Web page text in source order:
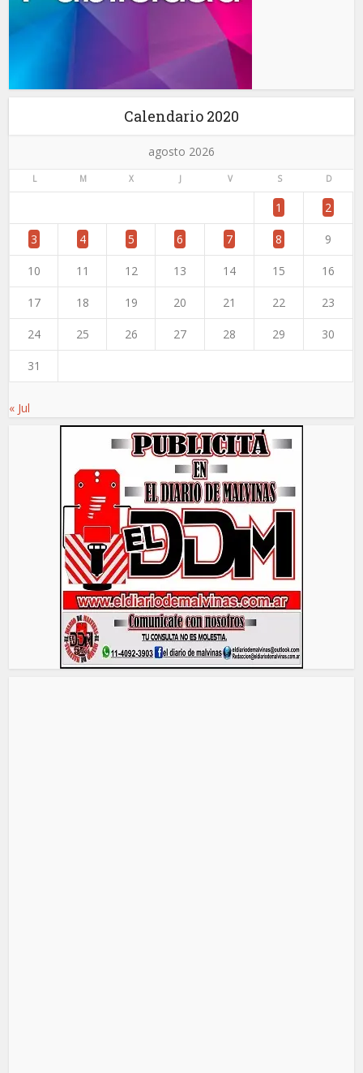
Calendario 2020
agosto 2026
L M X J V S D
1 2
3 4 5 6 7 8 9
10 11 12 13 14 15 16
17 18 19 20 21 22 23
24 25 26 27 28 29 30
31
« Jul